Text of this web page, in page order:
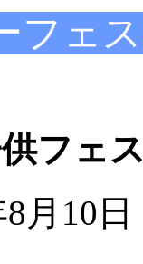
フェ
フェ
8月10